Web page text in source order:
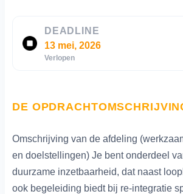
DEADLINE
13 mei, 2026
Verlopen
DE
Omschrijving van de afdeling
en doelstellingen) Je bent onderdeel
duurzame inzetbaarheid, dat naast
ook begeleiding biedt bij re-integratie